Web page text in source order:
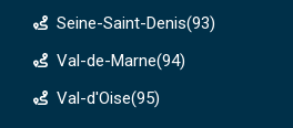
Seine-Saint-Denis(93)
Val-de-Marne(94)
Val-d'Oise(95)